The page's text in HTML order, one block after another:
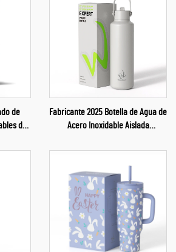
de
de
Fabricante 2025 Botella de Agua de
Acero Inoxidable Aislada